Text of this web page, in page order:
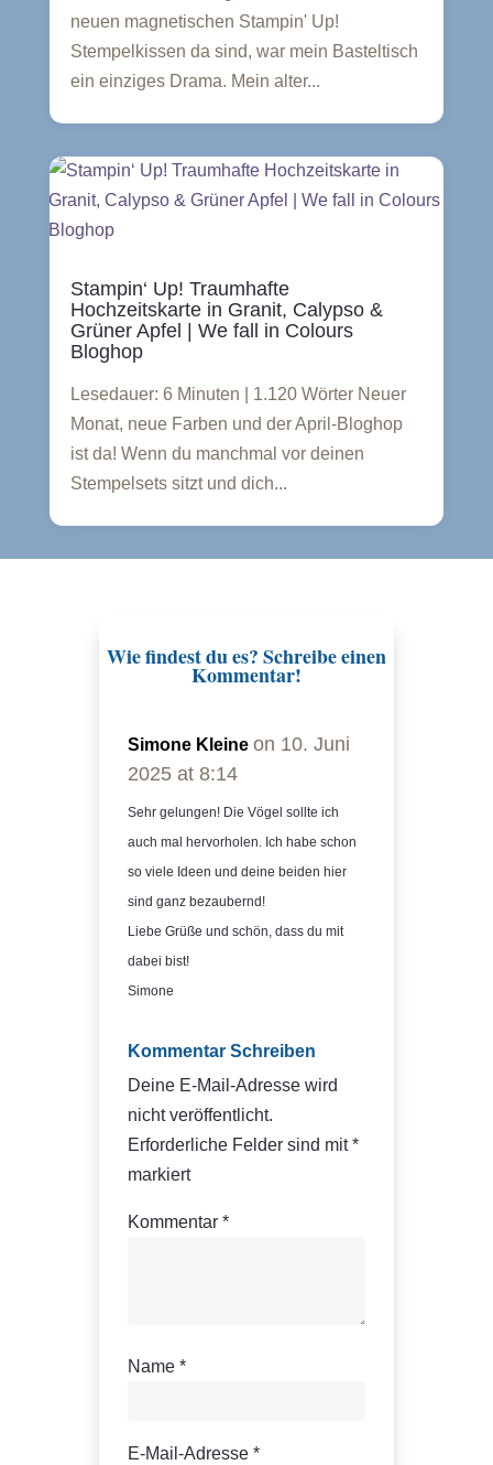
neuen magnetischen Stampin' Up!
Stempelkissen da sind, war mein Basteltisch
ein einziges Drama. Mein alter...
Stampin‘ Up! Traumhafte
Hochzeitskarte in Granit, Calypso &
Grüner Apfel | We fall in Colours
Bloghop
Lesedauer: 6 Minuten | 1.120 Wörter Neuer
Monat, neue Farben und der April-Bloghop
ist da! Wenn du manchmal vor deinen
Stempelsets sitzt und dich...
Wie findest du es? Schreibe einen
Kommentar!
Simone Kleine on 10. Juni
2025 at 8:14
Sehr gelungen! Die Vögel sollte ich
auch mal hervorholen. Ich habe schon
so viele Ideen und deine beiden hier
sind ganz bezaubernd!
Liebe Grüße und schön, dass du mit
dabei bist!
Simone
Kommentar Schreiben
Deine E-Mail-Adresse wird
nicht veröffentlicht.
Erforderliche Felder sind mit*
markiert
Kommentar*
Name*
E-Mail-Adresse*